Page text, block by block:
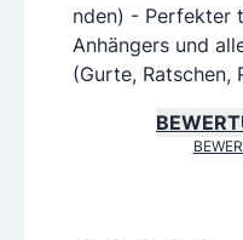
nden) - Perfekter
Anhängers und
(Gurte, Ratschen,